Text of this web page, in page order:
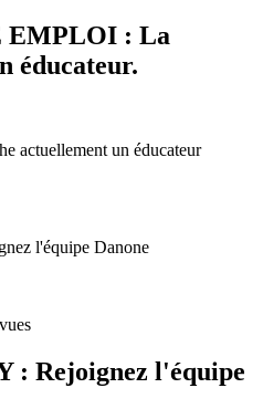
EMPLOI : La
éducateur.
actuellement un éducateur
: Rejoignez l'équipe